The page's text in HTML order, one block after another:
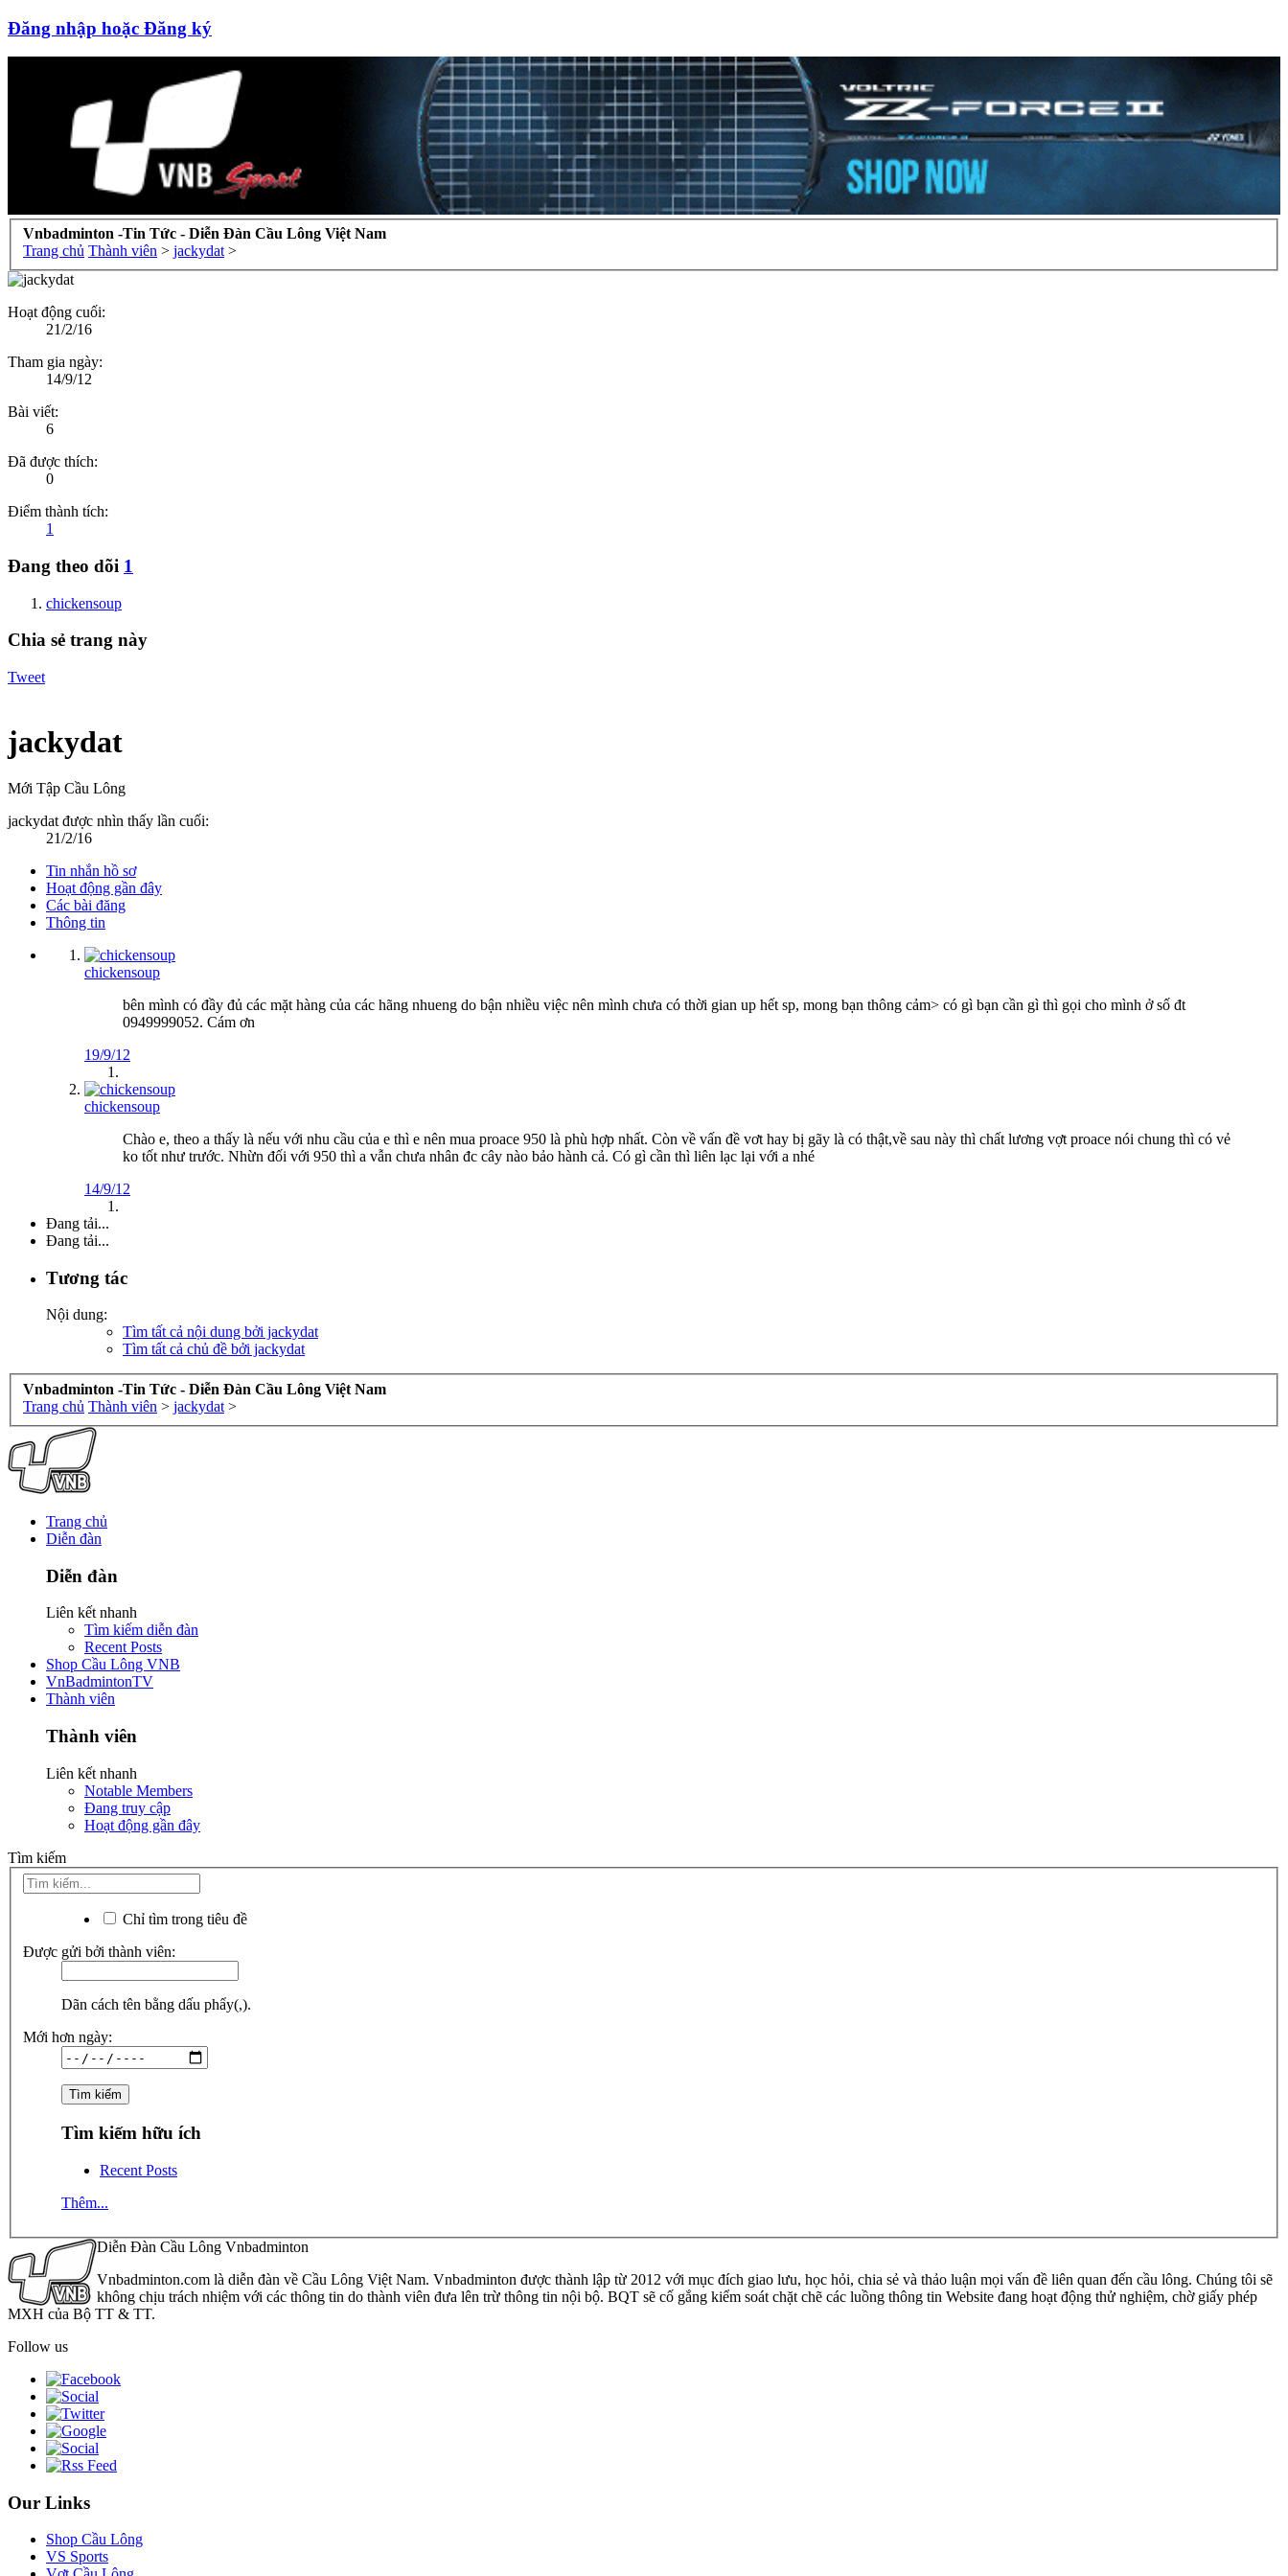
Đăng nhập hoặc Đăng ký
Vnbadminton -Tin Tức - Diễn Đàn Cầu Lông Việt Nam
Trang chủ Thành viên > jackydat >
Hoạt động cuối:
21/2/16
Tham gia ngày:
14/9/12
Bài viết:
6
Đã được thích:
0
Điểm thành tích:
1
Đang theo dõi 1
chickensoup
Chia sẻ trang này
Tweet
jackydat
Mới Tập Cầu Lông
jackydat được nhìn thấy lần cuối:
21/2/16
Tin nhắn hồ sơ
Hoạt động gần đây
Các bài đăng
Thông tin
chickensoup
bên mình có đầy đủ các mặt hàng của các hãng nhueng do bận nhiều việc nên mình chưa có thời gian up hết sp, mong bạn thông cảm> có gì bạn cần gì thì gọi cho mình ở số đt
0949999052. Cám ơn
19/9/12
chickensoup
Chào e, theo a thấy là nếu với nhu cầu của e thì e nên mua proace 950 là phù hợp nhất. Còn về vấn đề vơt hay bị gãy là có thật,về sau này thì chất lương vợt proace nói chung thì có vẻ
ko tốt như trước. Nhừn đối với 950 thì a vẫn chưa nhân đc cây nào bảo hành cả. Có gì cần thì liên lạc lại với a nhé
14/9/12
Đang tải...
Đang tải...
Tương tác
Nội dung:
Tìm tất cả nội dung bởi jackydat
Tìm tất cả chủ đề bởi jackydat
Vnbadminton -Tin Tức - Diễn Đàn Cầu Lông Việt Nam
Trang chủ Thành viên > jackydat >
Trang chủ
Diễn đàn
Diễn đàn
Liên kết nhanh
Tìm kiếm diễn đàn
Recent Posts
Shop Cầu Lông VNB
VnBadmintonTV
Thành viên
Thành viên
Liên kết nhanh
Notable Members
Đang truy cập
Hoạt động gần đây
Tìm kiếm
Chỉ tìm trong tiêu đề
Được gửi bởi thành viên:
Dãn cách tên bằng dấu phẩy(,).
Mới hơn ngày:
Tìm kiếm hữu ích
Recent Posts
Thêm...
Diễn Đàn Cầu Lông Vnbadminton
Vnbadminton.com là diễn đàn về Cầu Lông Việt Nam. Vnbadminton được thành lập từ 2012 với mục đích giao lưu, học hỏi, chia sẻ và thảo luận mọi vấn đề liên quan đến cầu lông. Chúng tôi sẽ
không chịu trách nhiệm với các thông tin do thành viên đưa lên trừ thông tin nội bộ. BQT sẽ cố gắng kiểm soát chặt chẽ các luồng thông tin Website đang hoạt động thử nghiệm, chờ giấy phép
MXH của Bộ TT & TT.
Follow us
Our Links
Shop Cầu Lông
VS Sports